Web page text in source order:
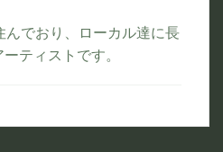
んでおり、ローカル達に長
ティストです。